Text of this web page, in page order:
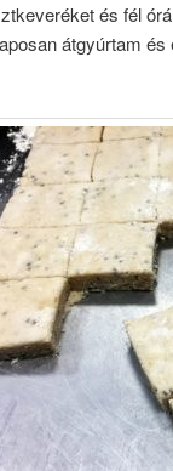
és fél
átgyúrtam